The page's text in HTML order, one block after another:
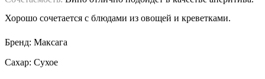
Хорошо сочетается с блюдами из овощей и креветками.
Бренд: Максага
Сахар: Сухое